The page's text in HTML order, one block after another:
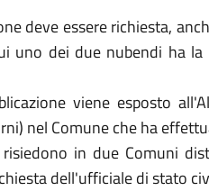
deve essere richiesta,
uno dei due nubendi ha
viene esposto
nel Comune che ha
in due Comuni
dell'ufficiale di stato